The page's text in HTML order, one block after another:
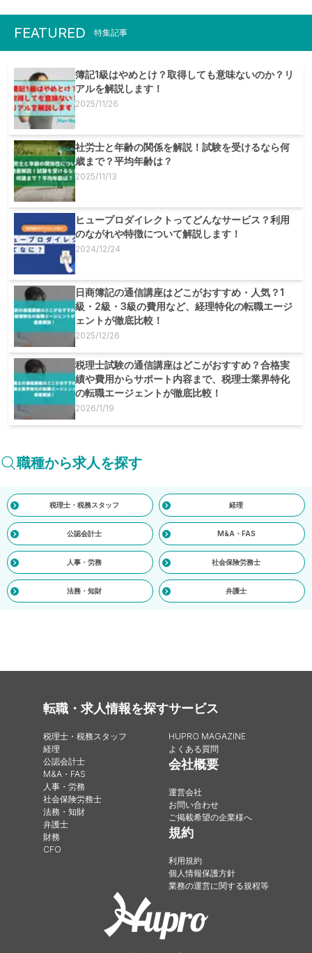
FEATURED 特集記事
簿記1級はやめとけ？取得しても意味ないのか？リ
アルを解説します！
2025/11/26
社労士と年齢の関係を解説！試験を受けるなら何
歳まで？平均年齢は？
2025/11/13
ヒュープロダイレクトってどんなサービス？利用
のながれや特徴について解説します！
2024/12/24
日商簿記の通信講座はどこがおすすめ・人気？1
級・2級・3級の費用など、経理特化の転職エージ
ェントが徹底比較！
2025/12/26
税理士試験の通信講座はどこがおすすめ？合格実
績や費用からサポート内容まで、税理士業界特化
の転職エージェントが徹底比較！
2026/1/19
職種から求人を探す
税理士・税務スタッフ 経理
公認会計士 M&A・FAS
人事・労務 社会保険労務士
法務・知財 弁護士
転職・求人情報を探す
税理士・税務スタッフ
経理
公認会計士
M&A・FAS
人事・労務
社会保険労務士
法務・知財
弁護士
財務
CFO
サービス
HUPRO MAGAZINE
よくある質問
会社概要
運営会社
お問い合わせ
ご掲載希望の企業様へ
規約
利用規約
個人情報保護方針
業務の運営に関する規程等